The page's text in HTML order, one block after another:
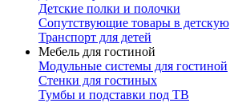
Детские полки и полочки
Сопутствующие товары в детскую
Транспорт для детей
Мебель для гостиной
Модульные системы для гостиной
Стенки для гостиных
Тумбы и подставки под ТВ